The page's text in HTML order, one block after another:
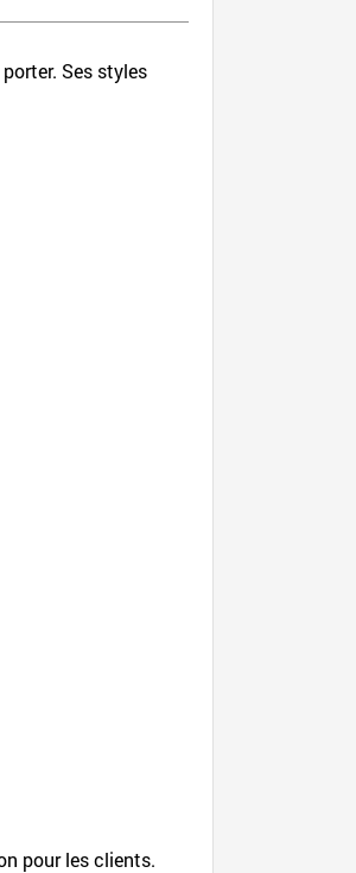
Ses styles
pour les clients.